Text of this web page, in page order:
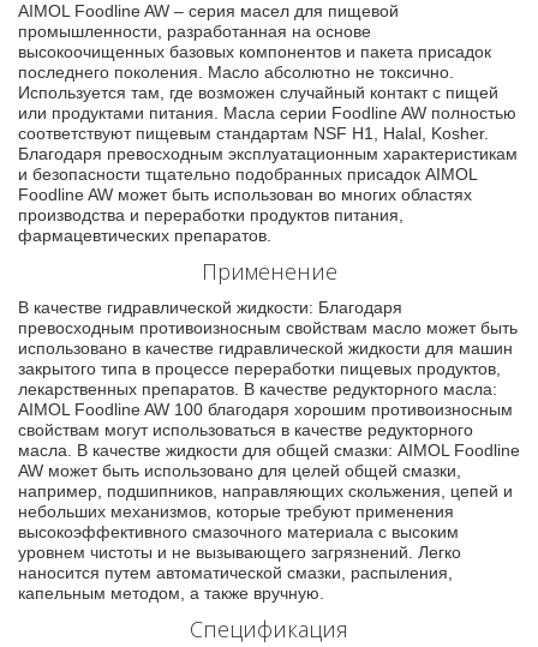
AIMOL Foodline AW – серия масел для пищевой
промышленности, разработанная на основе
высокоочищенных базовых компонентов и пакета присадок
последнего поколения. Масло абсолютно не токсично.
Используется там, где возможен случайный контакт с пищей
или продуктами питания. Масла серии Foodline AW полностью
соответствуют пищевым стандартам NSF H1, Halal, Kosher.
Благодаря превосходным эксплуатационным характеристикам
и безопасности тщательно подобранных присадок AIMOL
Foodline AW может быть использован во многих областях
производства и переработки продуктов питания,
фармацевтических препаратов.
Применение
В качестве гидравлической жидкости: Благодаря
превосходным противоизносным свойствам масло может быть
использовано в качестве гидравлической жидкости для машин
закрытого типа в процессе переработки пищевых продуктов,
лекарственных препаратов. В качестве редукторного масла:
AIMOL Foodline AW 100 благодаря хорошим противоизносным
свойствам могут использоваться в качестве редукторного
масла. В качестве жидкости для общей смазки: AIMOL Foodline
AW может быть использовано для целей общей смазки,
например, подшипников, направляющих скольжения, цепей и
небольших механизмов, которые требуют применения
высокоэффективного смазочного материала с высоким
уровнем чистоты и не вызывающего загрязнений. Легко
наносится путем автоматической смазки, распыления,
капельным методом, а также вручную.
Спецификация